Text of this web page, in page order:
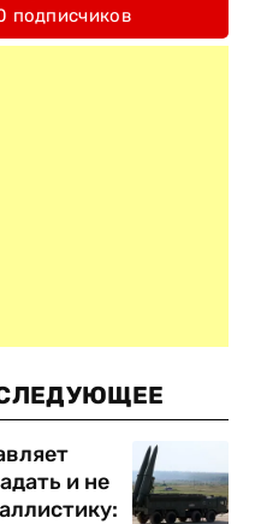
подписчиков
и не